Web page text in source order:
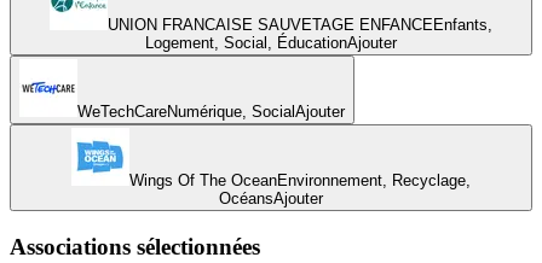
UNION FRANCAISE SAUVETAGE ENFANCEEnfants,
Logement, Social, ÉducationAjouter
WeTechCareNumérique, SocialAjouter
Wings Of The OceanEnvironnement, Recyclage,
OcéansAjouter
Associations sélectionnées